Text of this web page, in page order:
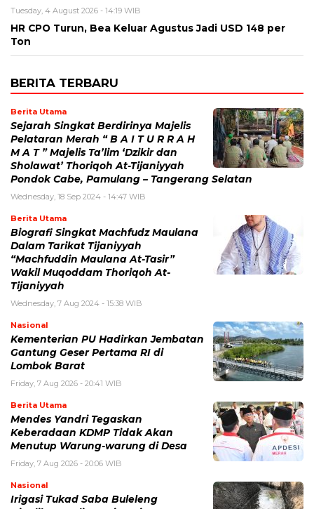
Tuesday, 4 August 2026 - 14:19 WIB
HR CPO Turun, Bea Keluar Agustus Jadi USD 148 per
Ton
BERITA TERBARU
Berita Utama
Sejarah Singkat Berdirinya Majelis
Pelataran Merah “ B A I T U R R A H
M A T ” Majelis Ta’lim ‘Dzikir dan
Sholawat’ Thoriqoh At-Tijaniyyah
Pondok Cabe, Pamulang – Tangerang Selatan
Wednesday, 18 Sep 2024 - 14:47 WIB
Berita Utama
Biografi Singkat Machfudz Maulana
Dalam Tarikat Tijaniyyah
“Machfuddin Maulana At-Tasir”
Wakil Muqoddam Thoriqoh At-
Tijaniyyah
Wednesday, 7 Aug 2024 - 15:38 WIB
Nasional
Kementerian PU Hadirkan Jembatan
Gantung Geser Pertama RI di
Lombok Barat
Friday, 7 Aug 2026 - 20:41 WIB
Berita Utama
Mendes Yandri Tegaskan
Keberadaan KDMP Tidak Akan
Menutup Warung-warung di Desa
Friday, 7 Aug 2026 - 20:06 WIB
Nasional
Irigasi Tukad Saba Buleleng